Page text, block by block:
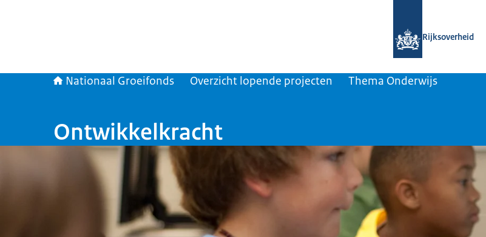
Rijksoverheid
Nationaal Groeifonds Overzicht lopende projecten Thema Onderwijs
Ontwikkelkracht